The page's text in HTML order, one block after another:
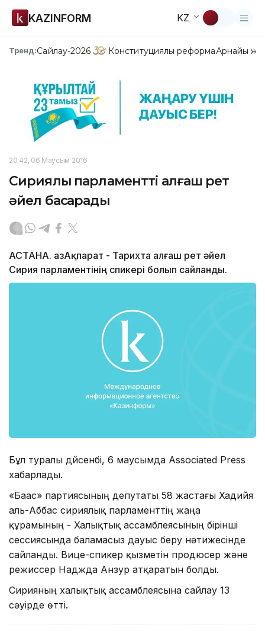
KAZINFORM KZ
Тренд:Сайлау-2026 Конституциялық реформаАрнайы
20:42, 06 Маусым 2016
Сириялық парламентті алғаш рет
әйел басқарады
АСТАНА. ҚазАқпарат - Тарихта алғаш рет әйел
Сирия парламентінің спикері болып сайланды.
Бұл туралы дүйсенбі, 6 маусымда Associated Press
хабарлады.
«Баас» партиясының депутаты 58 жастағы Хадийя
аль-Аббас сириялық парламенттің жаңа
құрамының - Халықтық ассамблеясының бірінші
сессиясында баламасыз дауыс беру нәтижесінде
сайланды. Вице-спикер қызметін продюсер және
режиссер Наджда Анзур атқаратын болды.
Сирияның халықтық ассамблеясына сайлау 13
сәуірде өтті.